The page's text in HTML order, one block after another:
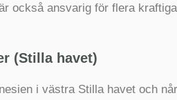
också ansvarig för flera
(Stilla havet)
i västra Stilla havet och